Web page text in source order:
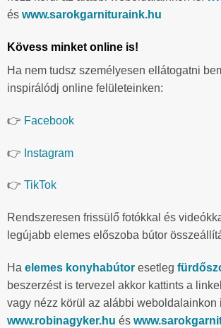
és www.sarokgarnituraink.hu
Kövess minket online is!
Ha nem tudsz személyesen ellátogatni
inspirálódj online felületeinken:
👉 Facebook
👉 Instagram
👉 TikTok
Rendszeresen frissülő fotókkal és
legújabb elemes előszoba bútor
Ha elemes konyhabútor esetleg
beszerzést is tervezel akkor kattints a
vagy nézz körül az alábbi weboldalainkon
www.robinagyker.hu és